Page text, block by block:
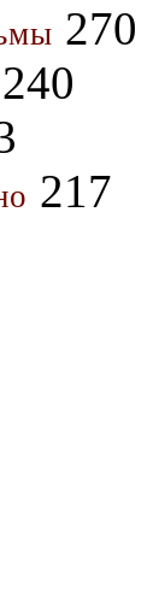
270
240
217